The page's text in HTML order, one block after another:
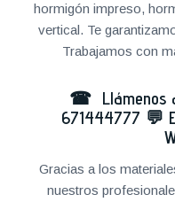
hormigón impreso,
vertical. Te
Trabajamos con
☎ Llámenos
671444777 💬
Gracias a los
nuestros